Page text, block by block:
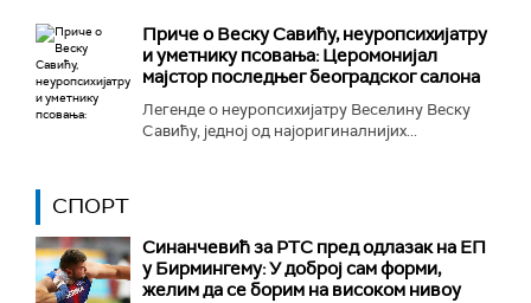
Приче о Веску Савићу, неуропсихијатру
и уметнику псовања: Церомонијал
мајстор последњег београдског салона
Легенде о неуропсихијатру Веселину Веску
Савићу, једној од најоригиналнијих...
СПОРТ
Синанчевић за РТС пред одлазак на ЕП
у Бирмингему: У доброј сам форми,
желим да се борим на високом нивоу